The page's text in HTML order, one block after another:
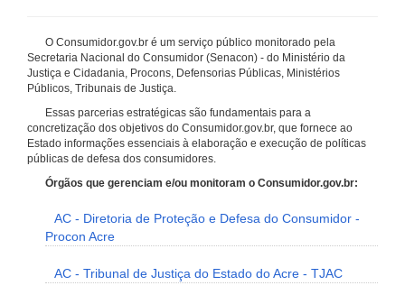
O Consumidor.gov.br é um serviço público monitorado pela
Secretaria Nacional do Consumidor (Senacon) - do Ministério da
Justiça e Cidadania, Procons, Defensorias Públicas, Ministérios
Públicos, Tribunais de Justiça.
Essas parcerias estratégicas são fundamentais para a
concretização dos objetivos do Consumidor.gov.br, que fornece ao
Estado informações essenciais à elaboração e execução de políticas
públicas de defesa dos consumidores.
Órgãos que gerenciam e/ou monitoram o Consumidor.gov.br:
AC - Diretoria de Proteção e Defesa do Consumidor -
Procon Acre
AC - Tribunal de Justiça do Estado do Acre - TJAC